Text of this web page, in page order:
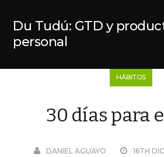
Du Tudú: GTD y
personal
HÁBITOS
30 días para
DANIEL AGUAYO 16TH